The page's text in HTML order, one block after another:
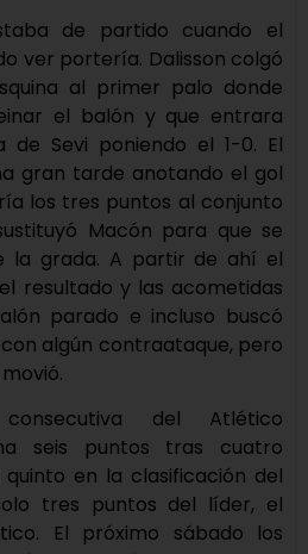
de partido cuando el
ver portería. Dalisson colgó
al primer palo donde
el balón y que entrara
Sevi poniendo el 1-0. El
gran tarde anotando el gol
los tres puntos al conjunto
Macón para que se
la grada. A partir de ahí el
resultado y las acometidas
parado e incluso buscó
algún contraataque, pero
del Atlético
seis puntos tras cuatro
en la clasificación del
tres puntos del líder, el
El próximo sábado los